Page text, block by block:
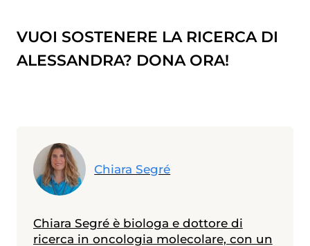
VUOI SOSTENERE LA RICERCA DI
ALESSANDRA? DONA ORA!
Chiara Segré
Chiara Segré è biologa e dottore di
ricerca in oncologia molecolare, con un